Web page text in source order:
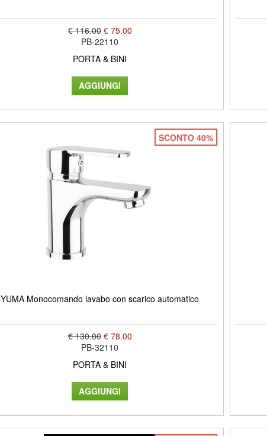
€ 116.00 € 75.00
PB-22110
PORTA & BINI
SCONTO 40%
YUMA Monocomando lavabo con scarico automatico
€ 130.00 € 78.00
PB-32110
PORTA & BINI